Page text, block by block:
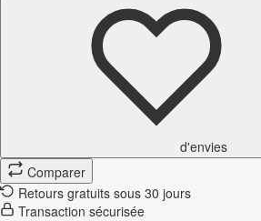
d'envies
Comparer
Retours gratuits sous 30 jours
Transaction sécurisée